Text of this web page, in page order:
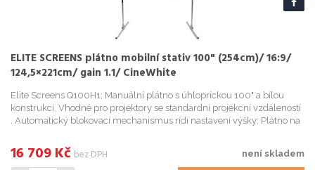
ELITE SCREENS plátno mobilní stativ 100" (254cm)/ 16:9/
124,5×221cm/ gain 1.1/ CineWhite
Elite Screens Q100H1; Manuální plátno s úhlopríckou 100" a bílou
konstrukcí. Vhodné pro projektory se standardní projekcní vzdáleností
. Automatický blokovací mechanismus rídí nastavení výšky; Plátno na
není skladem
16 709Kč bez DPH